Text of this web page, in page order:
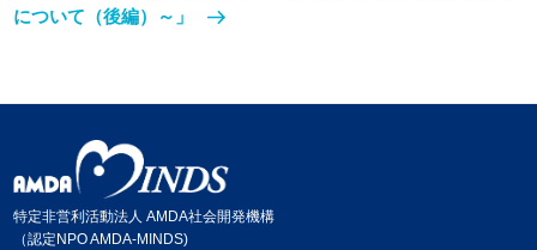
について（後編）～」
特定非営利活動法人 AMDA社会開発機構
（認定NPO AMDA-MINDS)